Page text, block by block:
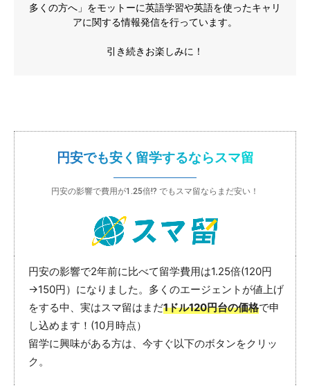
多くの方へ」をモットーに英語学習や英語を使ったキャリ
アに関する情報発信を行っています。
引き続きお楽しみに！
円安でも安く留学するならスマ留
円安の影響で費用が1.25倍!? でもスマ留ならまだ安い！
円安の影響で2年前に比べて留学費用は1.25倍(120円
→150円）になりました。多くのエージェントが値上げ
をする中、実はスマ留はまだ1ドル120円台の価格で申
し込めます！(10月時点）
留学に興味がある方は、今すぐ以下のボタンをクリッ
ク。